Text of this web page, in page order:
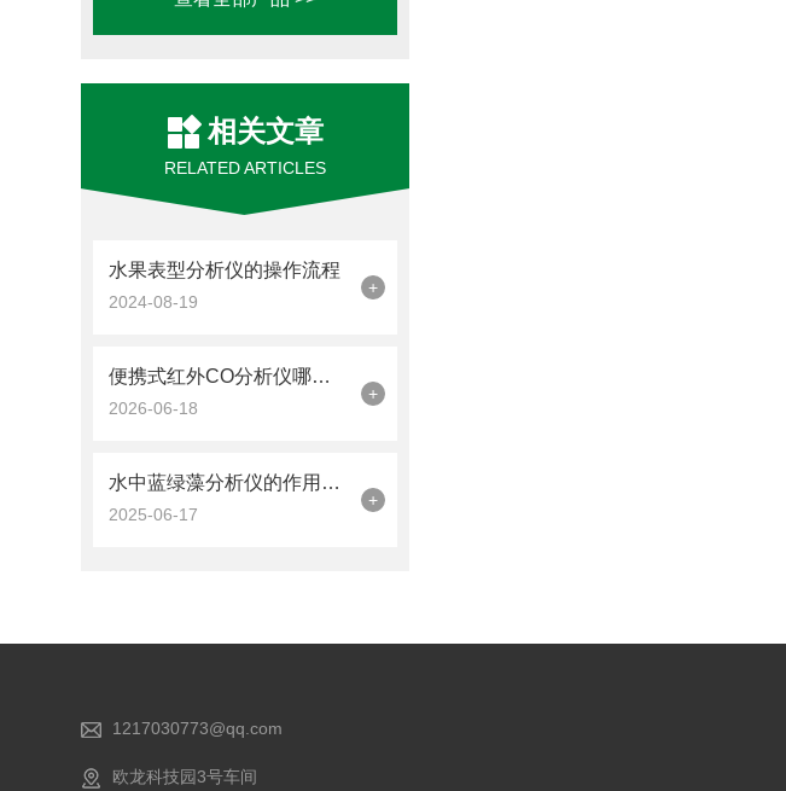
相关文章
RELATED ARTICLES
水果表型分析仪的操作流程
2024-08-19
+
便携式红外CO分析仪哪个品牌操作更规范？优云谱五步标准流程详解
2026-06-18
+
水中蓝绿藻分析仪的作用与应用原理
2025-06-17
+
1217030773@qq.com
欧龙科技园3号车间